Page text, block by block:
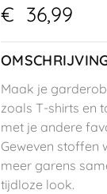
€ 36,99
Maak je
zoals T-shirts en
met je andere
Geweven stoffen
meer garens
tijdloze look.